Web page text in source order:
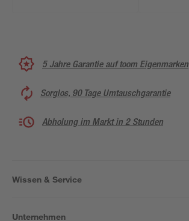
5 Jahre Garantie auf toom Eigenmarken
Sorglos, 90 Tage Umtauschgarantie
Abholung im Markt in 2 Stunden
Wissen & Service
Unternehmen